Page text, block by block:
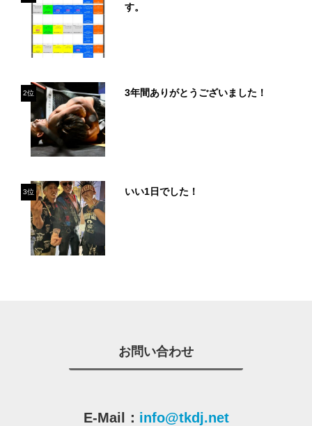
す。
2位 3年間ありがとうございました！
3位 いい1日でした！
お問い合わせ
E-Mail： info@tkdj.net